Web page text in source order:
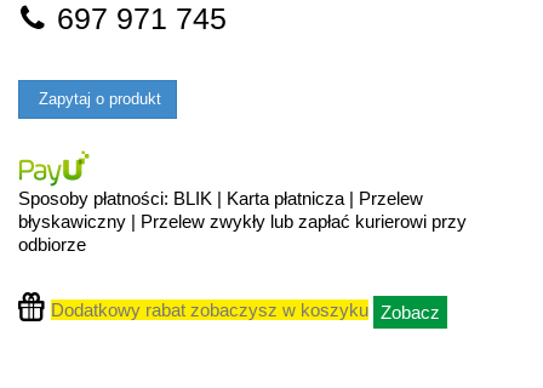
697 971 745
Zapytaj o produkt
Sposoby płatności: BLIK | Karta płatnicza | Przelew
błyskawiczny | Przelew zwykły lub zapłać kurierowi przy
odbiorze
Dodatkowy rabat zobaczysz w koszyku Zobacz